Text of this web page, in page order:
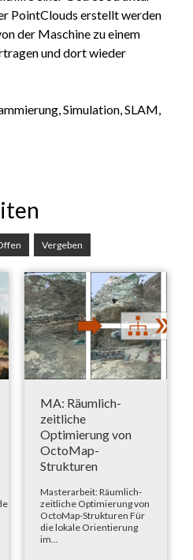
PointClouds erstellt werden
der Maschine zu einem
und dort wieder
Simulation, SLAM,
Vergeben
MA: Räumlich-
zeitliche
Optimierung von
OctoMap-
Strukturen
Masterarbeit: Räumlich-
zeitliche Optimierung von
OctoMap-Strukturen Für
die lokale Orientierung
im...